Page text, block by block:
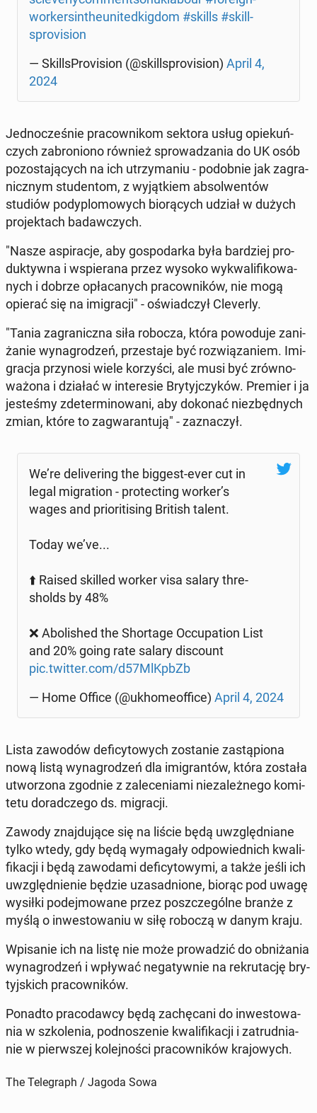
wor­ker­sin­theu­ni­ted­kig­dom #skills #skil­l­
spro­vi­sion
— Skil­l­sPro­vi­sion (@skil­l­spro­vi­sion) April 4,
2024
Jed­no­cze­śnie pra­cow­ni­kom sektora usług opie­kuń­
czych za­bro­nio­no również spro­wa­dza­nia do UK osób
po­zo­sta­ją­cych na ich utrzy­ma­niu - po­dob­nie jak za­gra­
nicz­nym stu­den­tom, z wy­jąt­kiem ab­sol­wen­tów
studiów po­dy­plo­mo­wych bio­rą­cych udział w dużych
pro­jek­tach ba­daw­czych.
"Nasze aspi­ra­cje, aby go­spo­dar­ka była bar­dziej pro­
duk­tyw­na i wspie­ra­na przez wysoko wy­kwa­li­fi­ko­wa­
nych i dobrze opła­ca­nych pra­cow­ni­ków, nie mogą
opierać się na imi­gra­cji" - oświad­czył Cle­ver­ly.
"Tania za­gra­nicz­na siła robocza, która po­wo­du­je za­ni­
ża­nie wy­na­gro­dzeń, prze­sta­je być roz­wią­za­niem. Imi­
gra­cja przy­no­si wiele ko­rzy­ści, ale musi być zrów­no­
wa­żo­na i działać w in­te­re­sie Bry­tyj­czy­ków. Premier i ja
je­ste­śmy zde­ter­mi­no­wa­ni, aby dokonać nie­zbęd­nych
zmian, które to za­gwa­ran­tu­ją" - za­zna­czył.
We’re de­li­ve­ring the biggest-ever cut in
legal mi­gra­tion - pro­tec­ting worker’s
wages and prio­ri­ti­sing British talent.
Today we’ve...
⬆️ Raised skilled worker visa salary thre­
sholds by 48%
❌ Abo­li­shed the Shor­ta­ge Oc­cu­pa­tion List
and 20% going rate salary di­sco­unt
pic.twitter.com/d57MlKpbZb
— Home Office (@ukho­me­of­fi­ce) April 4, 2024
Lista zawodów de­fi­cy­to­wych zo­sta­nie za­stą­pio­na
nową listą wy­na­gro­dzeń dla imi­gran­tów, która została
utwo­rzo­na zgodnie z za­le­ce­nia­mi nie­za­leż­ne­go ko­mi­
te­tu do­rad­cze­go ds. mi­gra­cji.
Zawody znaj­du­ją­ce się na liście będą uwzględ­nia­ne
tylko wtedy, gdy będą wy­ma­ga­ły od­po­wied­nich kwa­li­
fi­ka­cji i będą za­wo­da­mi de­fi­cy­to­wy­mi, a także jeśli ich
uwzględ­nie­nie będzie uza­sad­nio­ne, biorąc pod uwagę
wysiłki po­dej­mo­wa­ne przez po­szcze­gól­ne branże z
myślą o in­we­sto­wa­niu w siłę roboczą w danym kraju.
Wpi­sa­nie ich na listę nie może pro­wa­dzić do ob­ni­ża­nia
wy­na­gro­dzeń i wpływać ne­ga­tyw­nie na re­kru­ta­cję bry­
tyj­skich pra­cow­ni­ków.
Ponadto pra­co­daw­cy będą za­chę­ca­ni do in­we­sto­wa­
nia w szko­le­nia, pod­no­sze­nie kwa­li­fi­ka­cji i za­trud­nia­
nie w pierw­szej ko­lej­no­ści pra­cow­ni­ków kra­jo­wych.
The Telegraph / Jagoda Sowa